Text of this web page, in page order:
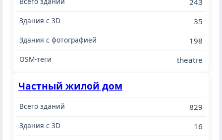
243
35
198
theatre
Частный жилой дом
829
16